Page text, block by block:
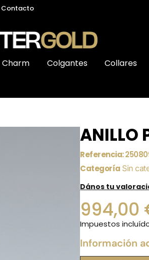
Contacto
Charm Colgantes Collares
ANILLO
Referencia:
Categoría Sin
Dános tu
994,00
Impuestos
Información